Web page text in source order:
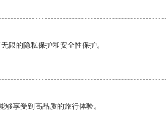
限的隐私保护和安全性保护。
享受到高品质的旅行体验。